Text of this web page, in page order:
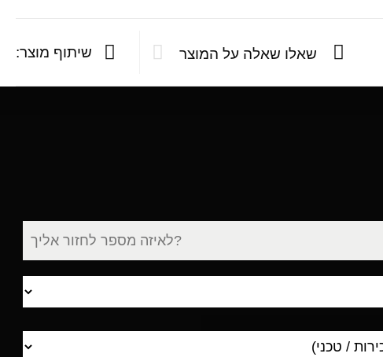
שאלו שאלה על המוצר שיתוף מוצר: